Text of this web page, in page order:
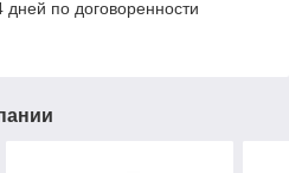
дней по договоренности